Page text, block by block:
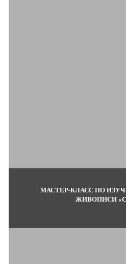
МАСТЕР-КЛАСС ПО
ЖИВОПИСИ